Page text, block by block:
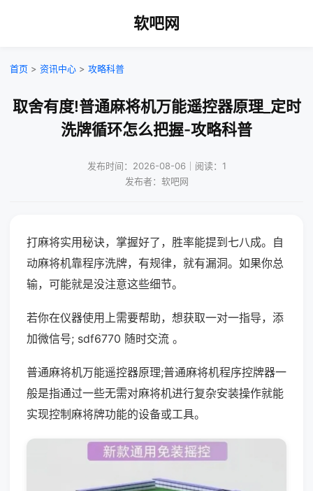
软吧网
首页 > 资讯中心 > 攻略科普
取舍有度!普通麻将机万能遥控器原理_定时
洗牌循环怎么把握-攻略科普
发布时间：2026-08-06｜阅读：1
发布者：软吧网
打麻将实用秘诀，掌握好了，胜率能提到七八成。自
动麻将机靠程序洗牌，有规律，就有漏洞。如果你总
输，可能就是没注意这些细节。
若你在仪器使用上需要帮助，想获取一对一指导，添
加微信号; sdf6770 随时交流 。
普通麻将机万能遥控器原理;普通麻将机程序控牌器一
般是指通过一些无需对麻将机进行复杂安装操作就能
实现控制麻将牌功能的设备或工具。